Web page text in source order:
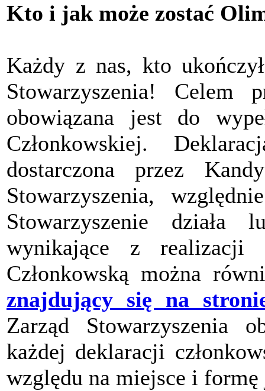
Kto i jak może zostać
Każdy z nas, kto
Stowarzyszenia! Celem
obowiązana jest do
Członkowskiej.
dostarczona przez
Stowarzyszenia,
Stowarzyszenie działa
wynikające z realizacji
Członkowską można
znajdujący się na
Zarząd Stowarzyszenia
każdej deklaracji
względu na miejsce i